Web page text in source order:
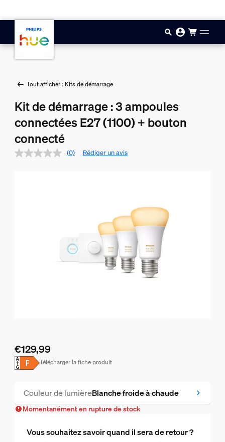
Tout afficher : Kits de démarrage
Kit de démarrage : 3 ampoules
connectées E27 (1100) + bouton
connecté
(0) Rédiger un avis
Le prix actuel est €129,99
€129,99
Télécharger la fiche produit
Couleur de lumièreBlanche froide à chaude
Temporairement en rupture de stock
Momentanément en rupture de stock
Vous souhaitez savoir quand il sera de retour ?